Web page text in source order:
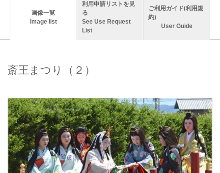
画像一覧
Image list
利用申請リストを見
る
See Use Request
List
ご利用ガイド(利用規
約)
User Guide
斎王まつり（２）